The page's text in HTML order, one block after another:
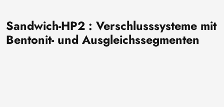
Sandwich-HP2 : Verschlusssysteme mit
Bentonit- und Ausgleichssegmenten